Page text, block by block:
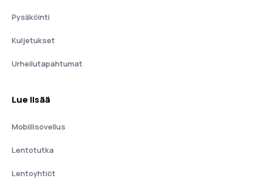
Pysäköinti
Kuljetukset
Urheilutapahtumat
Lue lisää
Mobiilisovellus
Lentotutka
Lentoyhtiöt